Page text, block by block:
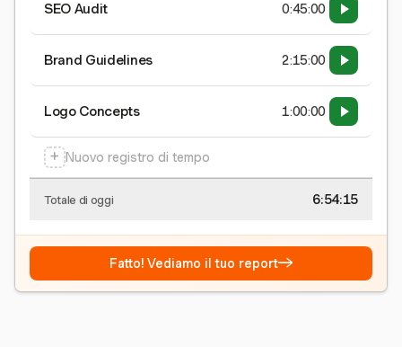
SEO Audit 0:45:00
Brand Guidelines 2:15:00
Logo Concepts 1:00:00
+ Nuovo registro di tempo
Totale di oggi 6:54:15
Fatto! Vediamo il tuo report→